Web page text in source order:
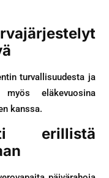
turvallisuudesta ja
myös eläkevuosina
kanssa.
erillistä